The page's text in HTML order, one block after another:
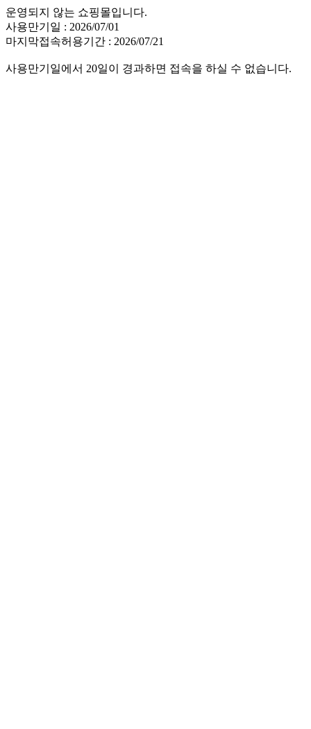
운영되지 않는 쇼핑몰입니다.
사용만기일 : 2026/07/01
마지막접속허용기간 : 2026/07/21
사용만기일에서 20일이 경과하면 접속을 하실 수 없습니다.